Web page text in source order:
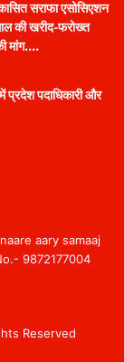
सराफा एसोसिएशन
की खरीद-फरोख्त
मांग….
प्रदेश पदाधिकारी और
aary samaaj
9872177004
Reserved